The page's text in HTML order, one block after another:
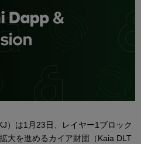
）は1月23日、レイヤー1ブロック
大を進めるカイア財団（Kaia DLT